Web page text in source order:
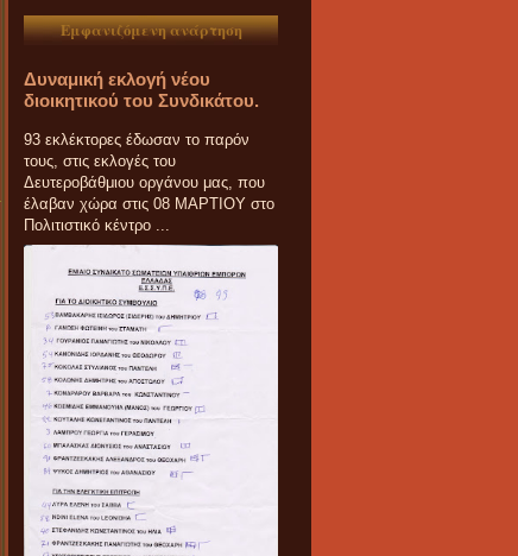
Εμφανιζόμενη ανάρτηση
Δυναμική εκλογή νέου
διοικητικού του Συνδικάτου.
93 εκλέκτορες έδωσαν το παρόν
τους, στις εκλογές του
Δευτεροβάθμιου οργάνου μας, που
έλαβαν χώρα στις 08 ΜΑΡΤΙΟΥ στο
Πολιτιστικό κέντρο ...